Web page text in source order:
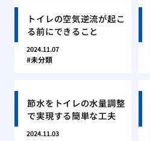
トイレの空気逆流が起こ
る前にできること
2024.11.07
未分類
節水をトイレの水量調整
で実現する簡単な工夫
2024.11.03